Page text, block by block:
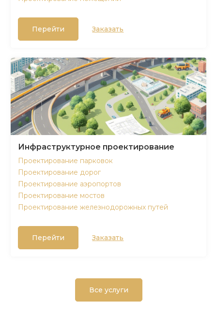
Перейти Заказать
Инфраструктурное проектирование
Проектирование парковок
Проектирование дорог
Проектирование аэропортов
Проектирование мостов
Проектирование железнодорожных путей
Перейти Заказать
Все услуги